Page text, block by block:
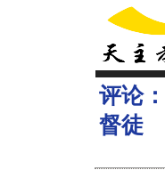
评论：
督徒